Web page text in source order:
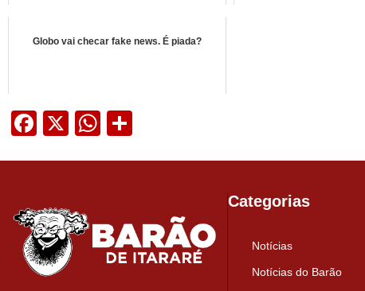
Globo vai checar fake news. É piada?
Facebook
X WhatsApp
Categorias
Notícias
Notícias do Barão